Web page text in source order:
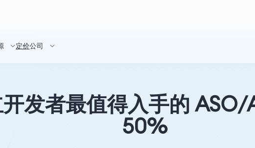
定价公司
发者最值得入手的
50%